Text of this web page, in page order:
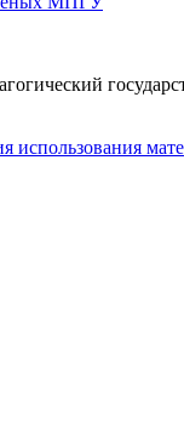
использования